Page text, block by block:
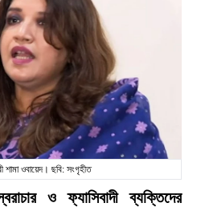
শামা ওবায়েদ। ছবি: সংগৃহীত
ও ফ্যাসিবাদী ব্যক্তিদের